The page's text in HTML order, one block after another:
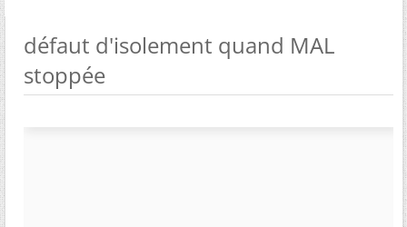
défaut d'isolement quand MAL
stoppée